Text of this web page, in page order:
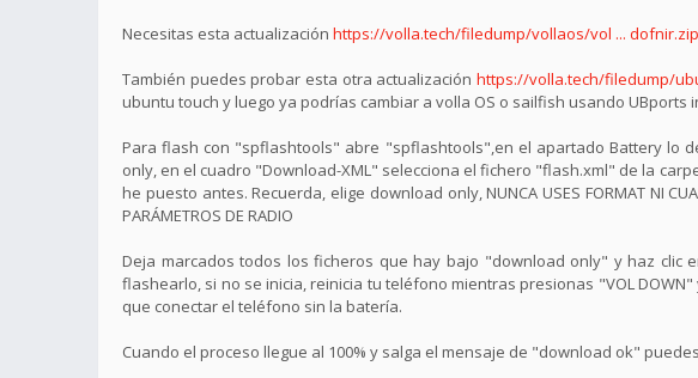
Necesitas esta actualización https://volla.tech/filedump/vollaos/vol ... dofnir.zip
También puedes probar esta otra actualización https://volla.tech/filedump/
ubuntu touch y luego ya podrías cambiar a volla OS o sailfish usando UBports
Para flash con "spflashtools" abre "spflashtools",en el apartado Battery lo
only, en el cuadro "Download-XML" selecciona el fichero "flash.xml" de la
he puesto antes. Recuerda, elige download only, NUNCA USES FORMAT NI
PARÁMETROS DE RADIO
Deja marcados todos los ficheros que hay bajo "download only" y haz
flashearlo, si no se inicia, reinicia tu teléfono mientras presionas "VOL
que conectar el teléfono sin la batería.
Cuando el proceso llegue al 100% y salga el mensaje de "download ok"